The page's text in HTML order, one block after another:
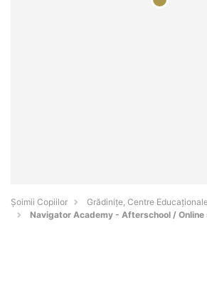
Șoimii Copiilor
Grădinițe, Centre
Navigator Academy - Afterschool / Online